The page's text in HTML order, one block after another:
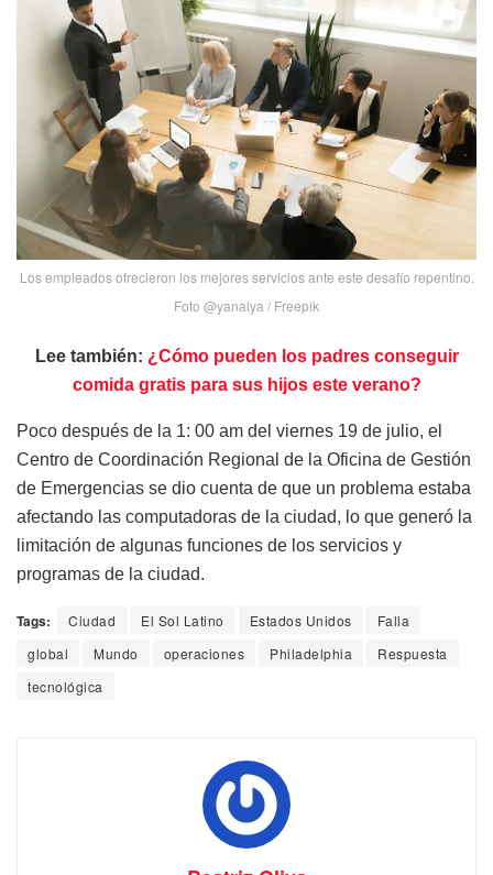
Los empleados ofrecieron los mejores servicios ante este desafío repentino.
Foto @yanalya / Freepik
Lee también: ¿Cómo pueden los padres conseguir
comida gratis para sus hijos este verano?
Poco después de la 1: 00 am del viernes 19 de julio, el
Centro de Coordinación Regional de la Oficina de Gestión
de Emergencias se dio cuenta de que un problema estaba
afectando las computadoras de la ciudad, lo que generó la
limitación de algunas funciones de los servicios y
programas de la ciudad.
Tags: Ciudad El Sol Latino Estados Unidos
Falla
global
Mundo operaciones Philadelphia
Respuesta
tecnológica